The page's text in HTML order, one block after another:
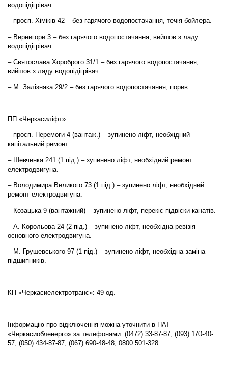
водопідігрівач.
– просп. Хіміків 42 – без гарячого водопостачання, течія бойлера.
– Вернигори 3 – без гарячого водопостачання, вийшов з ладу
водопідігрівач.
– Святослава Хороброго 31/1 – без гарячого водопостачання,
вийшов з ладу водопідігрівач.
– М. Залізняка 29/2 – без гарячого водопостачання, порив.
ПП «Черкасиліфт»:
– просп. Перемоги 4 (вантаж.) – зупинено ліфт, необхідний
капітальний ремонт.
– Шевченка 241 (1 під.) – зупинено ліфт, необхідний ремонт
електродвигуна.
– Володимира Великого 73 (1 під.) – зупинено ліфт, необхідний
ремонт електродвигуна.
– Козацька 9 (вантажний) – зупинено ліфт, перекіс підвіски канатів.
– А. Корольова 24 (2 під.) – зупинено ліфт, необхідна ревізія
основного електродвигуна.
– М. Грушевського 97 (1 під.) – зупинено ліфт, необхідна заміна
підшипників.
КП «Черкасиелектротранс»: 49 од.
Інформацію про відключення можна уточнити в ПАТ
«Черкасиобленерго» за телефонами: (0472) 33-87-87, (093) 170-40-
57, (050) 434-87-87, (067) 690-48-48, 0800 501-328.